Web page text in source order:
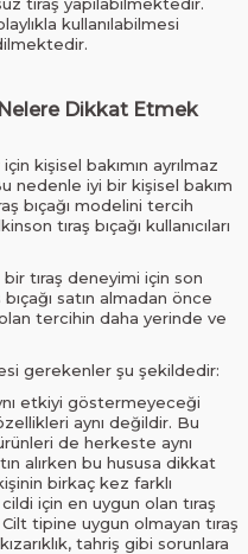
kullanılabilmesi
Nelere Dikkat Etmek
kişisel bakımın ayrılmaz
nedenle iyi bir kişisel bakım
bıçağı modelini tercih
tıraş bıçağı kullanıcıları
bir tıraş deneyimi için son
satın almadan önce
tercihin daha yerinde ve
gerekenler şu şekildedir:
etkiyi göstermeyeceği
aynı değildir. Bu
de herkeste aynı
alırken bu hususa dikkat
birkaç kez farklı
için en uygun olan tıraş
tipine uygun olmayan tıraş
tahriş gibi sorunlara